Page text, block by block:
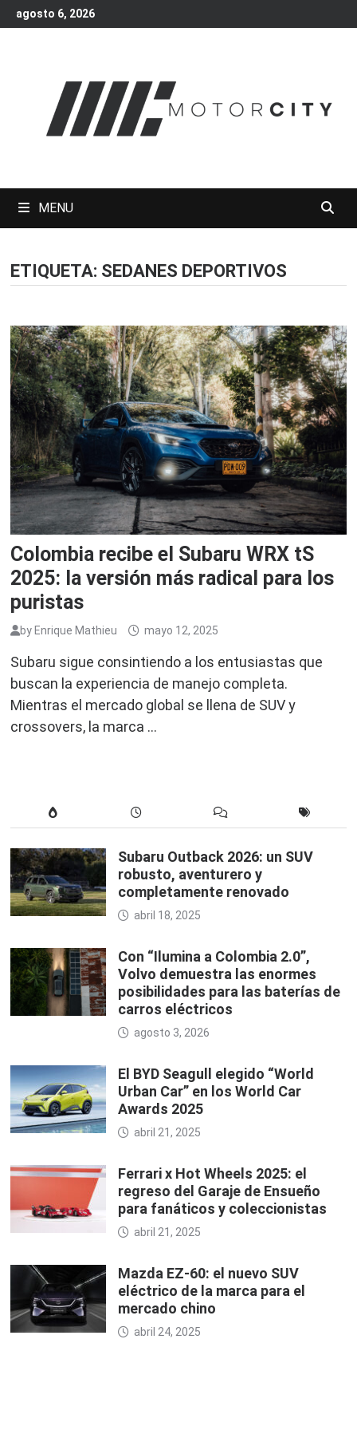
Skip
to
agosto 6, 2026
MENU
ETIQUETA: SEDANES DEPORTIVOS
Colombia recibe el Subaru WRX tS
2025: la versión más radical para los
puristas
by Enrique Mathieu mayo 12, 2025
Subaru sigue consintiendo a los entusiastas que
buscan la experiencia de manejo completa.
Mientras el mercado global se llena de SUV y
crossovers, la marca …
Subaru Outback 2026: un SUV
robusto, aventurero y
completamente renovado
abril 18, 2025
Con “Ilumina a Colombia 2.0”,
Volvo demuestra las enormes
posibilidades para las baterías de
carros eléctricos
agosto 3, 2026
El BYD Seagull elegido “World
Urban Car” en los World Car
Awards 2025
abril 21, 2025
Ferrari x Hot Wheels 2025: el
regreso del Garaje de Ensueño
para fanáticos y coleccionistas
abril 21, 2025
Mazda EZ-60: el nuevo SUV
eléctrico de la marca para el
mercado chino
abril 24, 2025